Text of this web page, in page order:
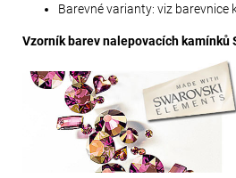
Barevné varianty: viz barevnice
Vzorník barev nalepovacích kamínků